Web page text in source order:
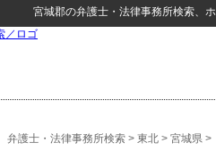
宮城郡の弁護士・法律事務所検索、
弁護士・法律事務所検索 > 東北 > 宮城県 >